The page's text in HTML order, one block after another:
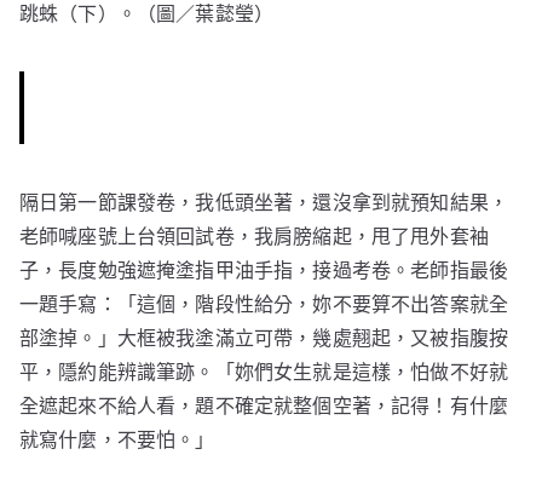
跳蛛（下）。（圖／葉懿瑩）
隔日第一節課發卷，我低頭坐著，還沒拿到就預知結果，
老師喊座號上台領回試卷，我肩膀縮起，甩了甩外套袖
子，長度勉強遮掩塗指甲油手指，接過考卷。老師指最後
一題手寫：「這個，階段性給分，妳不要算不出答案就全
部塗掉。」大框被我塗滿立可帶，幾處翹起，又被指腹按
平，隱約能辨識筆跡。「妳們女生就是這樣，怕做不好就
全遮起來不給人看，題不確定就整個空著，記得！有什麼
就寫什麼，不要怕。」